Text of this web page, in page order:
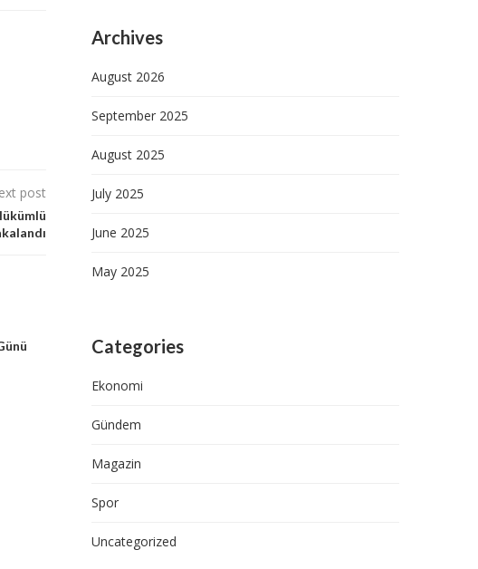
post
Gaziler Günü Merasiminde Gazi
September 19, 2025
Archives
August 2026
September 2025
August 2025
July 2025
June 2025
May 2025
Categories
Ekonomi
Gündem
Magazin
Spor
Uncategorized